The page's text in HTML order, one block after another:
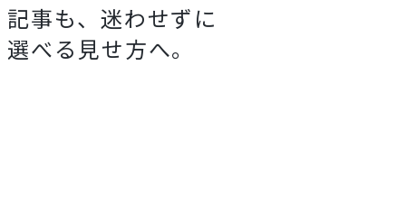
記事も、迷わせずに
選べる見せ方へ。